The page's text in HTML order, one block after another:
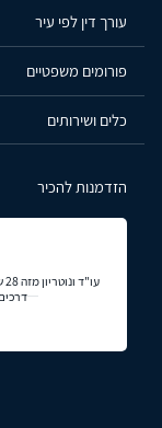
עורך דין לפי עיר
פורומים משפטיים
כלים ושירותים
הזדמנות להכיר
דרכים